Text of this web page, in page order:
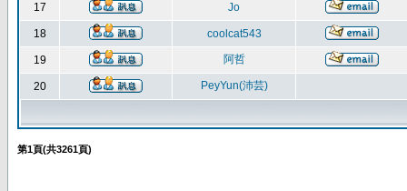
17 Jo
18 coolcat543
19 阿哲
20 PeyYun(沛芸)
第1頁(共3261頁)